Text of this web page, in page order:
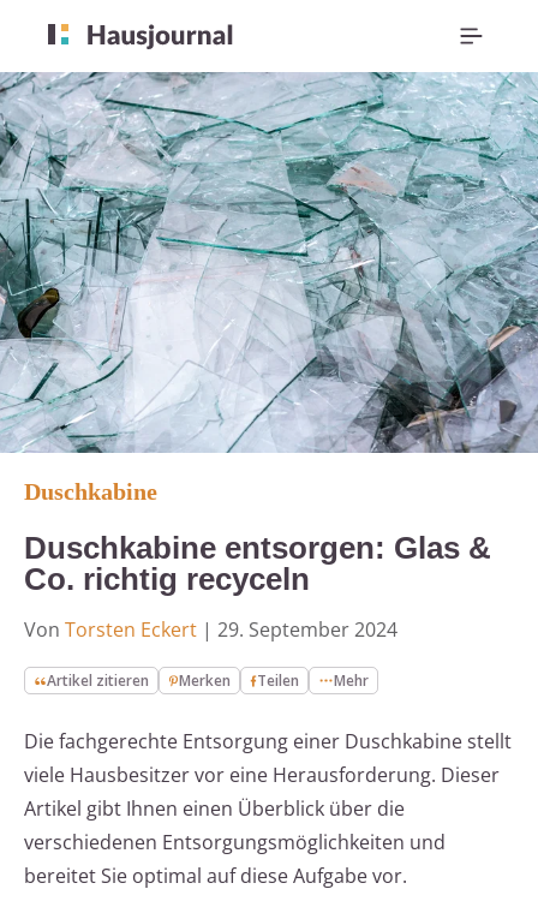
Duschkabine
Duschkabine entsorgen: Glas &
Co. richtig recyceln
Von Torsten Eckert | 29. September 2024
Artikel zitieren Merken Teilen Mehr
Die fachgerechte Entsorgung einer Duschkabine stellt
viele Hausbesitzer vor eine Herausforderung. Dieser
Artikel gibt Ihnen einen Überblick über die
verschiedenen Entsorgungsmöglichkeiten und
bereitet Sie optimal auf diese Aufgabe vor.